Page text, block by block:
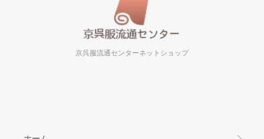
京呉服流通センターネットショップ